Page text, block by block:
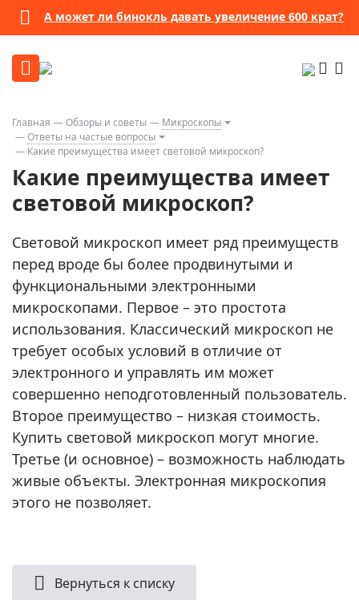
А может ли бинокль давать увеличение 600 крат?
Главная Обзоры и советы
Микроскопы
Ответы на частые вопросы
Какие преимущества имеет световой микроскоп?
Какие преимущества имеет
световой микроскоп?
Световой микроскоп имеет ряд преимуществ
перед вроде бы более продвинутыми и
функциональными электронными
микроскопами. Первое – это простота
использования. Классический микроскоп не
требует особых условий в отличие от
электронного и управлять им может
совершенно неподготовленный пользователь.
Второе преимущество – низкая стоимость.
Купить световой микроскоп могут многие.
Третье (и основное) – возможность наблюдать
живые объекты. Электронная микроскопия
этого не позволяет.
Вернуться к списку